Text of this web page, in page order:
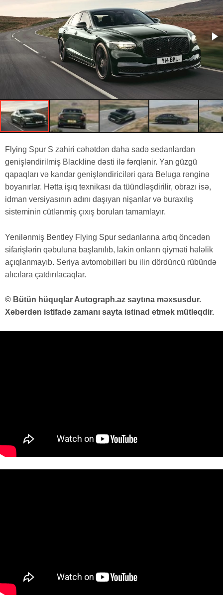
Flying Spur S zahiri cəhətdən daha sadə sedanlardan
genişləndirilmiş Blackline dəsti ilə fərqlənir. Yan güzgü
qapaqları və kandar genişləndiriciləri qara Beluga rənginə
boyanırlar. Hətta işıq texnikası da tüündləşdirilir, obrazı isə,
idman versiyasının adını daşıyan nişanlar və buraxılış
sisteminin cütlənmiş çıxış boruları tamamlayır.
Yenilənmiş Bentley Flying Spur sedanlarına artıq öncədən
sifarişlərin qəbuluna başlanılıb, lakin onların qiyməti hələlik
açıqlanmayıb. Seriya avtomobilləri bu ilin dördüncü rübündə
alıcılara çatdırılacaqlar.
© Bütün hüquqlar Autograph.az saytına məxsusdur.
Xəbərdən istifadə zamanı sayta istinad etmək mütləqdir.